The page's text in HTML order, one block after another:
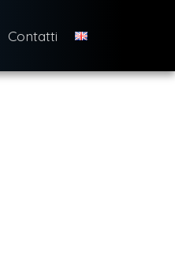
Contatti